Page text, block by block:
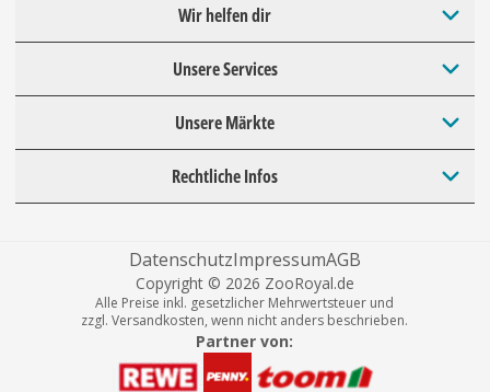
Wir helfen dir
Unsere Services
Unsere Märkte
Rechtliche Infos
DatenschutzImpressumAGB
Copyright © 2026 ZooRoyal.de
Alle Preise inkl. gesetzlicher Mehrwertsteuer und
zzgl. Versandkosten, wenn nicht anders beschrieben.
Partner von: